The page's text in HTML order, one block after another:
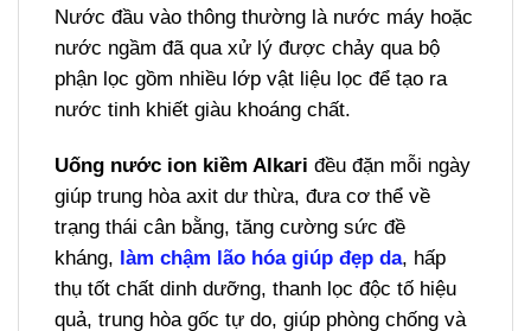
Nước đầu vào thông thường là nước máy hoặc
nước ngầm đã qua xử lý được chảy qua bộ
phận lọc gồm nhiều lớp vật liệu lọc để tạo ra
nước tinh khiết giàu khoáng chất.
Uống nước ion kiềm Alkari đều đặn mỗi ngày
giúp trung hòa axit dư thừa, đưa cơ thể về
trạng thái cân bằng, tăng cường sức đề
kháng, làm chậm lão hóa giúp đẹp da, hấp
thụ tốt chất dinh dưỡng, thanh lọc độc tố hiệu
quả, trung hòa gốc tự do, giúp phòng chống và